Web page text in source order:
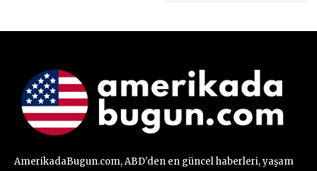
AmerikadaBugun.com, ABD'den en güncel haberleri, yaşam